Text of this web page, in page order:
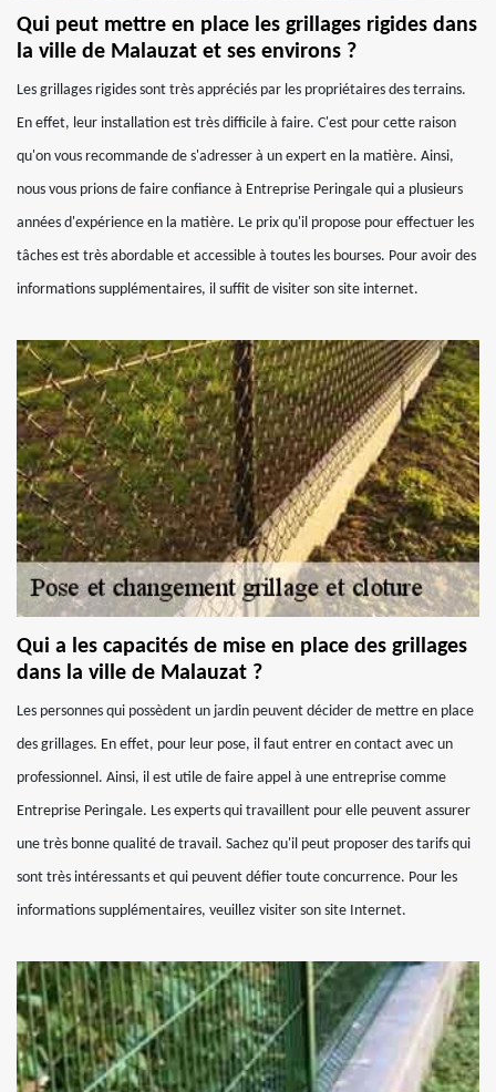
Qui peut mettre en place les grillages rigides dans
la ville de Malauzat et ses environs ?
Les grillages rigides sont très appréciés par les propriétaires des terrains.
En effet, leur installation est très difficile à faire. C'est pour cette raison
qu'on vous recommande de s'adresser à un expert en la matière. Ainsi,
nous vous prions de faire confiance à Entreprise Peringale qui a plusieurs
années d'expérience en la matière. Le prix qu'il propose pour effectuer les
tâches est très abordable et accessible à toutes les bourses. Pour avoir des
informations supplémentaires, il suffit de visiter son site internet.
Qui a les capacités de mise en place des grillages
dans la ville de Malauzat ?
Les personnes qui possèdent un jardin peuvent décider de mettre en place
des grillages. En effet, pour leur pose, il faut entrer en contact avec un
professionnel. Ainsi, il est utile de faire appel à une entreprise comme
Entreprise Peringale. Les experts qui travaillent pour elle peuvent assurer
une très bonne qualité de travail. Sachez qu'il peut proposer des tarifs qui
sont très intéressants et qui peuvent défier toute concurrence. Pour les
informations supplémentaires, veuillez visiter son site Internet.